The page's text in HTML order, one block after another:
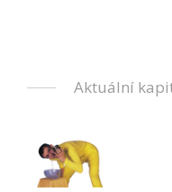
Aktuální